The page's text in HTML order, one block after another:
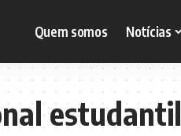
Quem somos Notícias
estudantil